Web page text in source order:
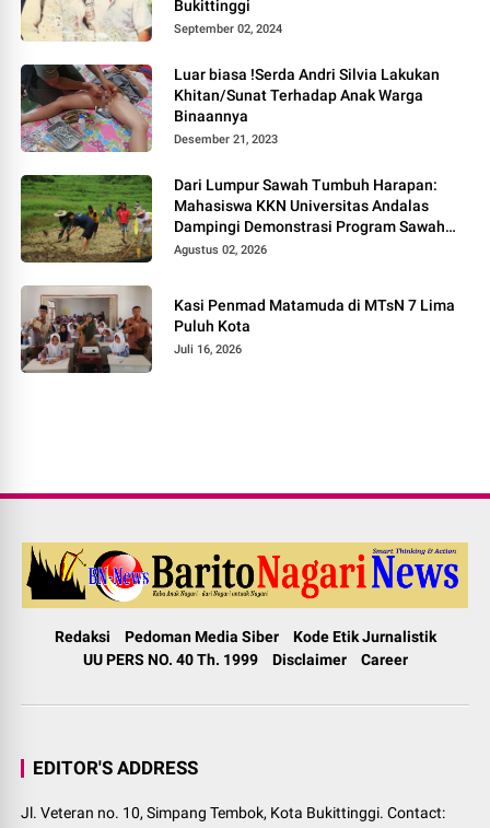
Bukittinggi
September 02, 2024
Luar biasa !Serda Andri Silvia Lakukan
Khitan/Sunat Terhadap Anak Warga
Binaannya
Desember 21, 2023
Dari Lumpur Sawah Tumbuh Harapan:
Mahasiswa KKN Universitas Andalas
Dampingi Demonstrasi Program Sawah
Pokok Murah di Jorong Bayua
Agustus 02, 2026
Kasi Penmad Matamuda di MTsN 7 Lima
Puluh Kota
Juli 16, 2026
Redaksi Pedoman Media Siber
Kode Etik Jurnalistik
UU PERS NO. 40 Th. 1999
Disclaimer Career
EDITOR'S ADDRESS
Jl. Veteran no. 10, Simpang Tembok, Kota Bukittinggi. Contact: